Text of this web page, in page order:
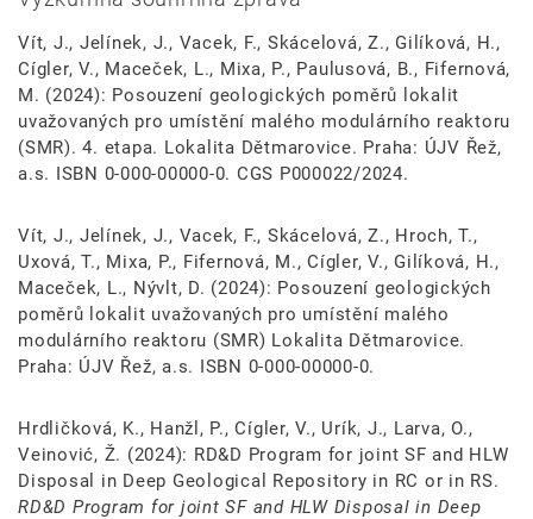
Vít, J., Jelínek, J., Vacek, F., Skácelová, Z., Gilíková, H.,
Cígler, V., Maceček, L., Mixa, P., Paulusová, B., Fifernová,
M. (2024): Posouzení geologických poměrů lokalit
uvažovaných pro umístění malého modulárního reaktoru
(SMR). 4. etapa. Lokalita Dětmarovice. Praha: ÚJV Řež,
a.s. ISBN 0-000-00000-0. CGS P000022/2024.
Vít, J., Jelínek, J., Vacek, F., Skácelová, Z., Hroch, T.,
Uxová, T., Mixa, P., Fifernová, M., Cígler, V., Gilíková, H.,
Maceček, L., Nývlt, D. (2024): Posouzení geologických
poměrů lokalit uvažovaných pro umístění malého
modulárního reaktoru (SMR) Lokalita Dětmarovice.
Praha: ÚJV Řež, a.s. ISBN 0-000-00000-0.
Hrdličková, K., Hanžl, P., Cígler, V., Urík, J., Larva, O.,
Veinović, Ž. (2024): RD&D Program for joint SF and HLW
Disposal in Deep Geological Repository in RC or in RS.
RD&D Program for joint SF and HLW Disposal in Deep